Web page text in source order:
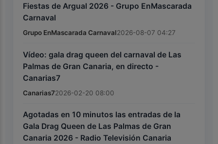
Fiestas de Argual 2026 - Grupo EnMascarada
Carnaval
Grupo EnMascarada Carnaval2026-08-07 04:27
Vídeo: gala drag queen del carnaval de Las
Palmas de Gran Canaria, en directo -
Canarias7
Canarias72026-02-20 08:00
Agotadas en 10 minutos las entradas de la
Gala Drag Queen de Las Palmas de Gran
Canaria 2026 - Radio Televisión Canaria